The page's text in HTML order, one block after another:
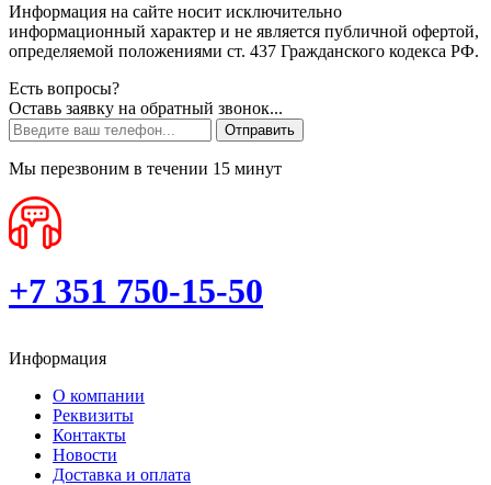
Информация на сайте носит исключительно
информационный характер и не является публичной офертой,
определяемой положениями ст. 437 Гражданского кодекса РФ.
Есть вопросы?
Оставь заявку на обратный звонок...
Отправить
Мы перезвоним в течении 15 минут
+7 351 750-15-50
Информация
О компании
Реквизиты
Контакты
Новости
Доставка и оплата